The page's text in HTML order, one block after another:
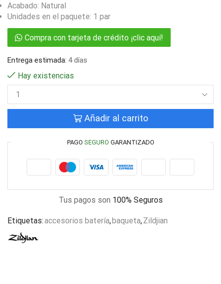
Acabado: Natural
Unidades en el paquete: 1 par
Compra con tarjeta de crédito ¡clic aquí!
Entrega estimada: 4 días
Hay existencias
Añadir al carrito
PAGO SEGURO GARANTIZADO
Tus pagos son 100% Seguros
Etiquetas:accesorios batería,baqueta,Zildjian